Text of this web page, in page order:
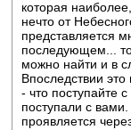
которая
нечто от
представляется
последующем...
можно найти и в
Впоследствии
- что поступайте
поступали с
проявляется